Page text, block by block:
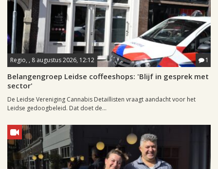
Regio, , 8 augustus 2026, 12:12 1
Belangengroep Leidse coffeeshops: 'Blijf in gesprek met
sector'
De Leidse Vereniging Cannabis Detaillisten vraagt aandacht voor het
Leidse gedoogbeleid. Dat doet de...